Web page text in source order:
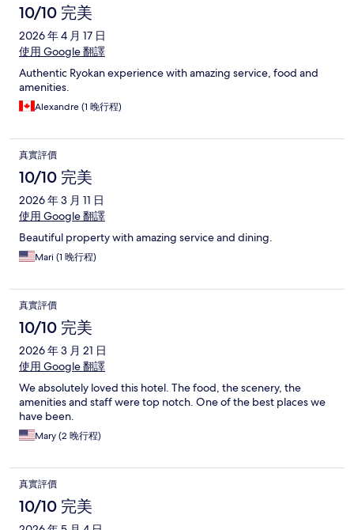
10/10 完美
2026 年 4 月 17 日
使用 Google 翻譯
Authentic Ryokan experience with amazing service, food and
amenities.
Alexandre (1 晚行程)
真實評價
10/10 完美
2026 年 3 月 11 日
使用 Google 翻譯
Beautiful property with amazing service and dining.
Mari (1 晚行程)
真實評價
10/10 完美
2026 年 3 月 21 日
使用 Google 翻譯
We absolutely loved this hotel. The food, the scenery, the
amenities and staff were top notch. One of the best places we
have been.
Mary (2 晚行程)
真實評價
10/10 完美